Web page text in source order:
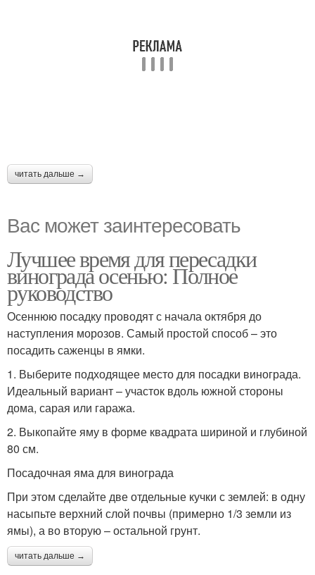
читать дальше →
Вас может заинтересовать
Лучшее время для пересадки
винограда осенью: Полное
руководство
Осеннюю посадку проводят с начала октября до
наступления морозов. Самый простой способ – это
посадить саженцы в ямки.
1. Выберите подходящее место для посадки винограда.
Идеальный вариант – участок вдоль южной стороны
дома, сарая или гаража.
2. Выкопайте яму в форме квадрата шириной и глубиной
80 см.
Посадочная яма для винограда
При этом сделайте две отдельные кучки с землей: в одну
насыпьте верхний слой почвы (примерно 1/3 земли из
ямы), а во вторую – остальной грунт.
читать дальше →